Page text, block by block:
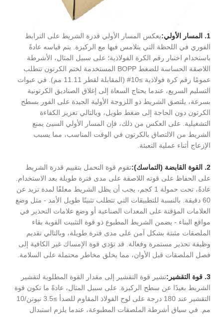
1. المسار الأولي:
يعكس المسار الأولي قدرة الشريط على الترابط
الفوري في اللحظة التي يتلامس فيها مع الركيزة. يتم قياسه عادةً
باستخدام اختبار رقم الكرة الفولاذية؛ على سبيل المثال، الأشرطة
اللاصقة الحساسة للضغط BOPP المستخدمة لختم الكرتون تتطلب
عمومًا رقم كرة فولاذية ≥10# (المقابلة لقطر 11.11 مم). في عبوات
التسليم السريع، عندما يحتاج السعاة إلى إغلاق الصناديق الكرتونية
بسرعة، يلتصق الشريط ذو اللزوجة الأولية الجيدة على الفور بسطح
الكرتون دون الحاجة إلى ضغط طويل، وبالتالي تعزيز الكفاءة
التشغيلية. على العكس من ذلك، فإن المسار الأولي السيئ يمنع
الشريط من الالتصاق بالكرتون في الوقت المناسب، مما يسبب
الإزعاج أثناء عملية التعبئة.
2. القوة القابضة (التماسك):
تقوم قوة التحمل بتقييم قدرة الشريط
على الحفاظ على قوته اللاصقة على مدى فترة طويلة بعد الاستخدام.
عادةً، تحت حمولة 1 كجم، يجب أن يظل الشريط معلقًا لمدة تزيد عن
60 دقيقة. بالنسبة للتطبيقات التي تتطلب تثبيتًا طويل الأمد - مثل وضع
العلامات المؤقتة على المعدات الصناعية أو وضع علامات التحذير في
مواقع البناء - يضمن الشريط المطبوع ذو قوة التثبيت القوية بقاء
الملصقات مثبتة بشكل آمن على مدى فترة طويلة، وبالتالي تقديم
وظيفة تحذير مستمرة وفعالة. قد تؤدي قوة الإمساك غير الكافية إلى
فصل الملصقات قبل الأوان، مما يخلق مخاطر محتملة على السلامة.
3. قوة التقشير:
تشير قوة التقشير إلى مقدار القوة المطلوبة لتقشير
الشريط بعيدًا عن سطح الركيزة. على سبيل المثال، عادةً ما تكون قوة
التقشير عند 180 درجة على لوح الفولاذ المقاوم للصدأ ≥3.5 نيوتن/10
مم. في سياق أشرطة الملصقات المطبوعة، عندما يلزم استبدال